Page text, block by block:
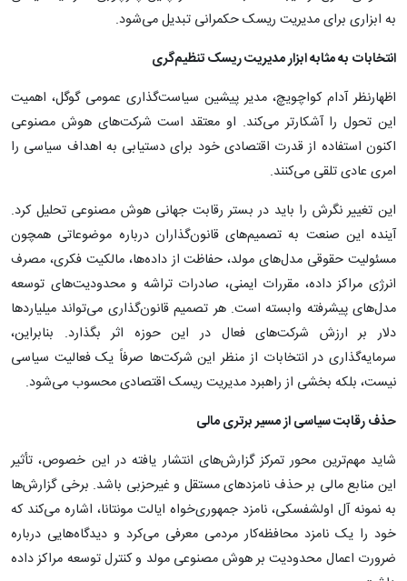
به ابزاری برای مدیریت ریسک حکمرانی تبدیل می‌شود.
انتخابات به مثابه ابزار مدیریت ریسک تنظیم‌گری
اظهارنظر آدام کواچویچ، مدیر پیشین سیاست‌گذاری عمومی گوگل، اهمیت
این تحول را آشکارتر می‌کند. او معتقد است شرکت‌های هوش مصنوعی
اکنون استفاده از قدرت اقتصادی خود برای دستیابی به اهداف سیاسی را
امری عادی تلقی می‌کنند.
این تغییر نگرش را باید در بستر رقابت جهانی هوش مصنوعی تحلیل کرد.
آینده این صنعت به تصمیم‌های قانون‌گذاران درباره موضوعاتی همچون
مسئولیت حقوقی مدل‌های مولد، حفاظت از داده‌ها، مالکیت فکری، مصرف
انرژی مراکز داده، مقررات ایمنی، صادرات تراشه و محدودیت‌های توسعه
مدل‌های پیشرفته وابسته است. هر تصمیم قانون‌گذاری می‌تواند میلیاردها
دلار بر ارزش شرکت‌های فعال در این حوزه اثر بگذارد. بنابراین،
سرمایه‌گذاری در انتخابات از منظر این شرکت‌ها صرفاً یک فعالیت سیاسی
نیست، بلکه بخشی از راهبرد مدیریت ریسک اقتصادی محسوب می‌شود.
حذف رقابت سیاسی از مسیر برتری مالی
شاید مهم‌ترین محور تمرکز گزارش‌های انتشار یافته در این خصوص، تأثیر
این منابع مالی بر حذف نامزدهای مستقل و غیرحزبی باشد. برخی گزارش‌ها
به نمونه آل اولشفسکی، نامزد جمهوری‌خواه ایالت مونتانا، اشاره می‌کند که
خود را یک نامزد محافظه‌کار مردمی معرفی می‌کرد و دیدگاه‌هایی درباره
ضرورت اعمال محدودیت بر هوش مصنوعی مولد و کنترل توسعه مراکز داده